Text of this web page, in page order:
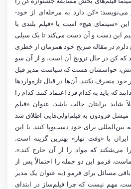
«کن دارد به مرحله‌ای از خود-
«سینمای هیچ» است یا «فیلم‌ بلندی با
این دست و آن دست می‌کند تا یک سیلی
کند.». (1) در واقع دلرم در مقاله صریح خود همزمان از خطری
که کن در حال ترویج آن است. و از آن سو
حواسشان هست که سیاست مدیر قبل
منحرف نکنند. آن‌ها در قبال تازه‌واردها
که باید به کدام فرد اعتماد کنند. کدام را
شاید برایتان جالب باشد. عنوان «فیلم
میشل فرودون به فیلم‌اولی‌هایی اطلاق شد
برای خود دست‌وپا کنند. با این
با «وقت نهار» بهترین گزینه است.
می‌شکند که مواد را از آن خارج کند.».
فرمو این دو جمله را احتمالاً پس از
باقی مسائل برای فرمو (به عنوان یک مدیر
مهم نیست که چرا فیلم‌ساز در ابتدای